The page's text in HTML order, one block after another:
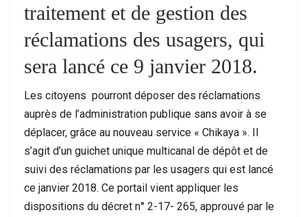
traitement et de gestion des
réclamations des usagers, qui
sera lancé ce 9 janvier 2018.
Les citoyens pourront déposer des réclamations
auprès de l’administration publique sans avoir à se
déplacer, grâce au nouveau service « Chikaya ». Il
s’agit d’un guichet unique multicanal de dépôt et de
suivi des réclamations par les usagers qui est lancé
ce janvier 2018. Ce portail vient appliquer les
dispositions du décret n° 2-17- 265, approuvé par le